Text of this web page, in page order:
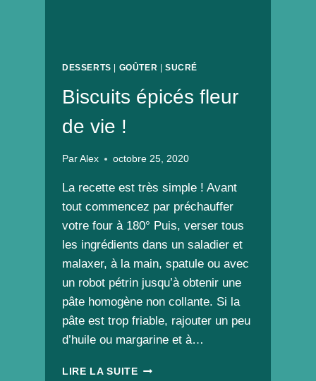
DESSERTS | GOÛTER | SUCRÉ
Biscuits épicés fleur
de vie !
Par Alex octobre 25, 2020
La recette est très simple ! Avant
tout commencez par préchauffer
votre four à 180° Puis, verser tous
les ingrédients dans un saladier et
malaxer, à la main, spatule ou avec
un robot pétrin jusqu’à obtenir une
pâte homogène non collante. Si la
pâte est trop friable, rajouter un peu
d’huile ou margarine et à…
LIRE LA SUITEBISCUITS